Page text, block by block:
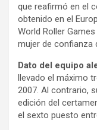
que reafirmó en el
obtenido en el
World Roller
mujer de confianza
Dato del equipo
llevado el máximo
2007. Al contrario,
edición del
el sexto puesto